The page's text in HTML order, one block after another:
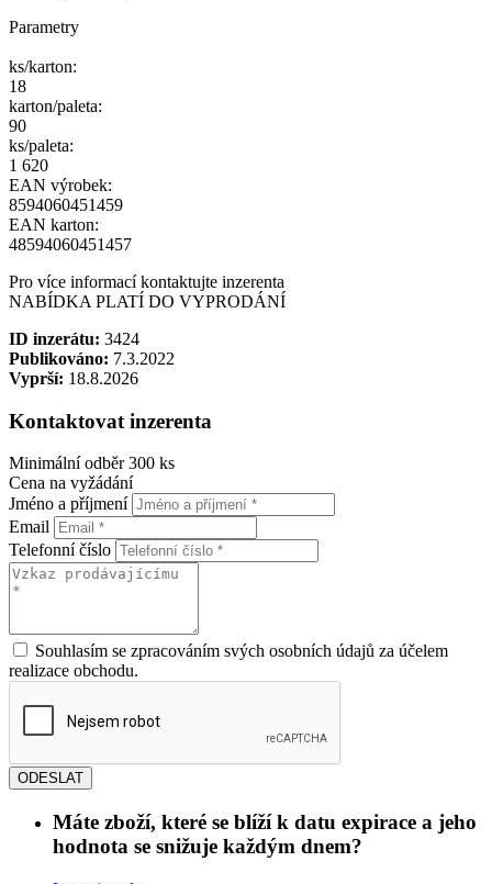
Parametry
ks/karton:
18
karton/paleta:
90
ks/paleta:
1 620
EAN výrobek:
8594060451459
EAN karton:
48594060451457
Pro více informací kontaktujte inzerenta
NABÍDKA PLATÍ DO VYPRODÁNÍ
ID inzerátu: 3424
Publikováno: 7.3.2022
Vyprší: 18.8.2026
Kontaktovat inzerenta
Minimální odběr 300 ks
Cena na vyžádání
Jméno a příjmení
Email
Telefonní číslo
Souhlasím se zpracováním svých osobních údajů za účelem
realizace obchodu.
ODESLAT
Máte zboží, které se blíží k datu expirace a jeho
hodnota se snižuje každým dnem?